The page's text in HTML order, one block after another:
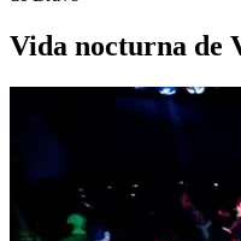
Vida nocturna de